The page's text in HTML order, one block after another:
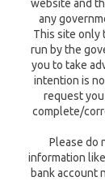
website and
any
This site only
run by the
you to take
intention is
request
complete/
Please do
information
bank account